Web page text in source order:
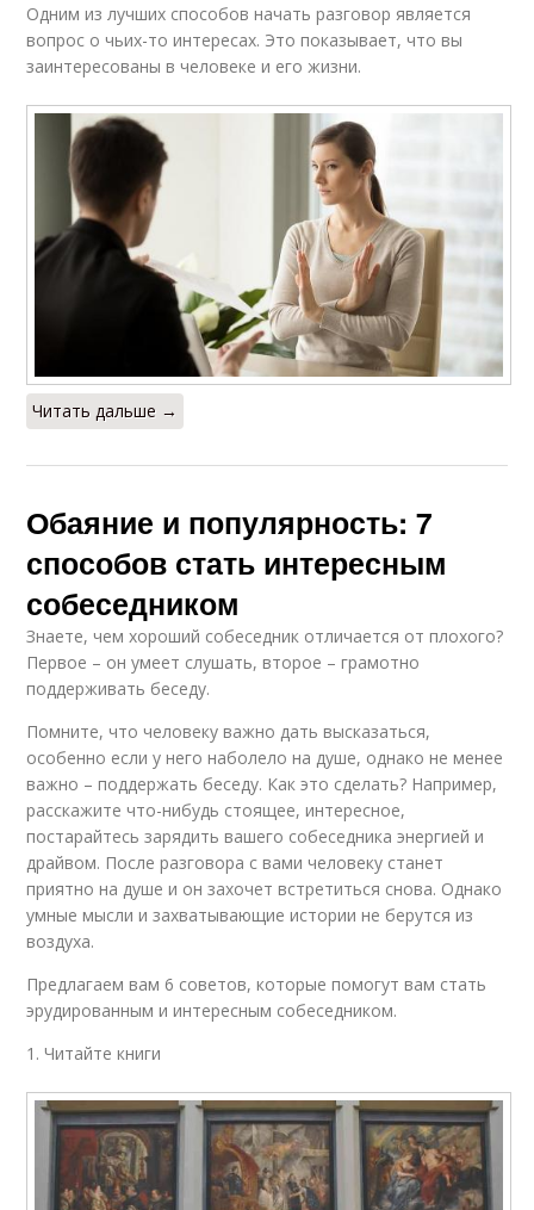
Одним из лучших способов начать разговор является
вопрос о чьих-то интересах. Это показывает, что вы
заинтересованы в человеке и его жизни.
Читать дальше →
Обаяние и популярность: 7
способов стать интересным
собеседником
Знаете, чем хороший собеседник отличается от плохого?
Первое – он умеет слушать, второе – грамотно
поддерживать беседу.
Помните, что человеку важно дать высказаться,
особенно если у него наболело на душе, однако не менее
важно – поддержать беседу. Как это сделать? Например,
расскажите что-нибудь стоящее, интересное,
постарайтесь зарядить вашего собеседника энергией и
драйвом. После разговора с вами человеку станет
приятно на душе и он захочет встретиться снова. Однако
умные мысли и захватывающие истории не берутся из
воздуха.
Предлагаем вам 6 советов, которые помогут вам стать
эрудированным и интересным собеседником.
1. Читайте книги